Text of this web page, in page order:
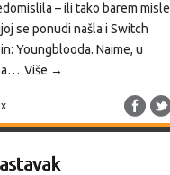
– ili tako barem misle
se ponudi našla i Switch
Youngblooda. Naime, u
Više →